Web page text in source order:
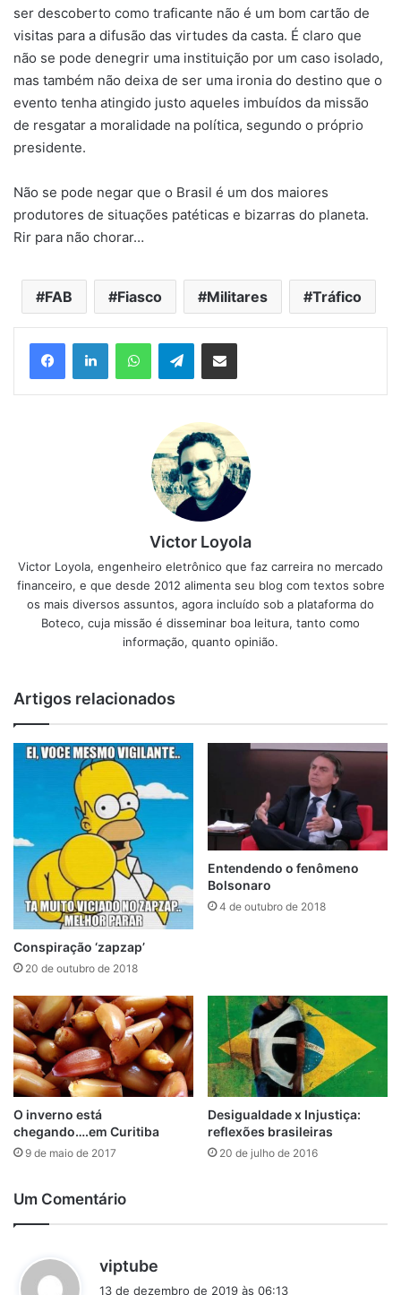
ser descoberto como traficante não é um bom cartão de
visitas para a difusão das virtudes da casta. É claro que
não se pode denegrir uma instituição por um caso isolado,
mas também não deixa de ser uma ironia do destino que o
evento tenha atingido justo aqueles imbuídos da missão
de resgatar a moralidade na política, segundo o próprio
presidente.
Não se pode negar que o Brasil é um dos maiores
produtores de situações patéticas e bizarras do planeta.
Rir para não chorar…
FAB Fiasco Militares Tráfico
Telegram
Victor Loyola
Victor Loyola, engenheiro eletrônico que faz carreira no mercado
financeiro, e que desde 2012 alimenta seu blog com textos sobre
os mais diversos assuntos, agora incluído sob a plataforma do
Boteco, cuja missão é disseminar boa leitura, tanto como
informação, quanto opinião.
Artigos relacionados
Conspiração ‘zapzap’
20 de outubro de 2018
Entendendo o fenômeno
Bolsonaro
4 de outubro de 2018
O inverno está
chegando….em Curitiba
9 de maio de 2017
Desigualdade x Injustiça:
reflexões brasileiras
20 de julho de 2016
Um Comentário
viptube
13 de dezembro de 2019 às 06:13